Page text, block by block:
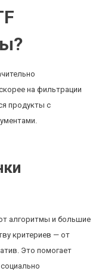
на фильтрации
продукты с
алгоритмы и большие
критериев — от
Это помогает